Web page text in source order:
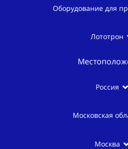
Оборудование для
Лототрон
Россия
Московская
Москва